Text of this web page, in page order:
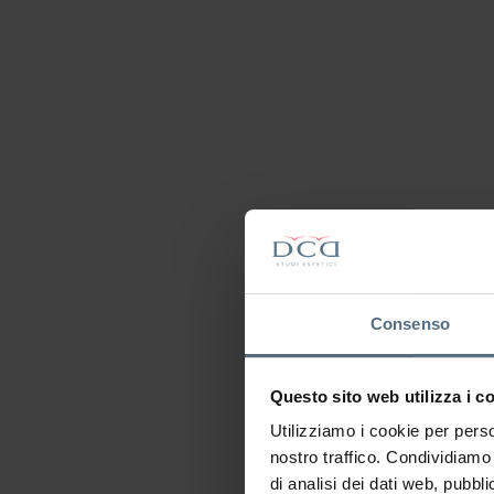
Consenso
Questo sito web utilizza i
Utilizziamo i cookie per
nostro traffico.
di analisi dei dati web,